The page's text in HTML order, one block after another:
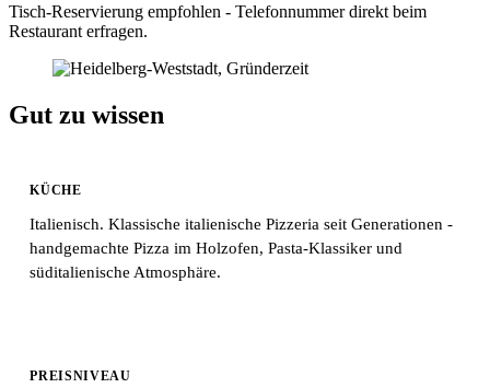
Tisch-Reservierung empfohlen - Telefonnummer direkt beim
Restaurant erfragen.
Gut zu wissen
KÜCHE
Italienisch. Klassische italienische Pizzeria seit Generationen -
handgemachte Pizza im Holzofen, Pasta-Klassiker und
süditalienische Atmosphäre.
PREISNIVEAU